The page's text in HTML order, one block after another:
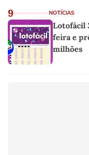
9 NOTÍCIAS
Lotofácil
feira e
milhões